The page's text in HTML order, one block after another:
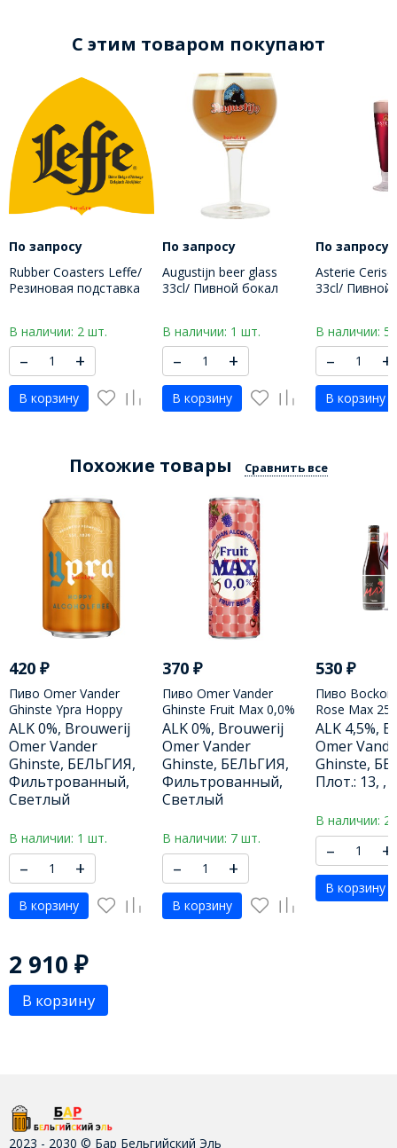
C этим товаром покупают
По запросу
Rubber Coasters Leffe/
Резиновая подставка
В наличии: 2 шт.
– +
В корзину
По запросу
Augustijn beer glass
33cl/ Пивной бокал
В наличии: 1 шт.
– +
В корзину
По запросу
Asterie
33cl/ Пивной
В наличии: 5
– +
В корзину
Похожие товары Сравнить все
420 ₽
Пиво Omer Vander
Ghinste Ypra Hoppy
Alcoholfree in can 33cl /
Омер Вандер Гинст
Ипра Хоппи
Алкохолфри 330 МЛ
ALK 0%, Brouwerij
Omer Vander
Ghinste, БЕЛЬГИЯ,
Фильтрованный,
Светлый
В наличии: 1 шт.
– +
В корзину
370 ₽
Пиво Omer Vander
Ghinste Fruit Max 0,0%
in can 25cl / Омер
Вандер Гинст Фрут
Макс 0,0% 250 МЛ
ALK 0%, Brouwerij
Omer Vander
Ghinste, БЕЛЬГИЯ,
Фильтрованный,
Светлый
В наличии: 7 шт.
– +
В корзину
530 ₽
Пиво Bockor
Rose Max
Макс 250 МЛ
ALK 4,5%,
Omer
Ghinste,
Плот.: 13, ,
В наличии: 2
– +
В корзину
2 910 ₽
В корзину
2023 - 2030 © Бар Бельгийский Эль